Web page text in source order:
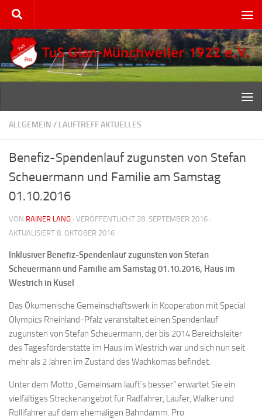
Zum Inhalt springen
ALLGEMEIN / LAUFTREFF AKTUELLES
Benefiz-Spendenlauf zugunsten von Stefan
Scheuermann und Familie am Samstag
01.10.2016
VON RAINER LANG · VERÖFFENTLICHT 28. SEPTEMBER 2016 ·
AKTUALISIERT 8. OKTOBER 2016
Inklusiver Benefiz-Spendenlauf zugunsten von Stefan
Scheuermann und Familie am Samstag 01.10.2016, Haus im
Westrich in Kusel
Das Ökumenische Gemeinschaftswerk in Kooperation mit Special
Olympics Rheinland-Pfalz veranstaltet einen Spendenlauf
zugunsten von Stefan Scheuermann, der bis 2014 Bereichsleiter
des Tagesförderstätte im Haus im Westrich war und sich nun seit
mehr als 2 Jahren im Zustand des Wachkomas befindet.
Unter dem Motto „Gemeinsam läuft`s besser“ erwartet Sie ein
vielfältiges Streckenangebot für Radfahrer, Läufer, Walker und
Rollifahrer auf dem ehemaligen Bahndamm. Pro